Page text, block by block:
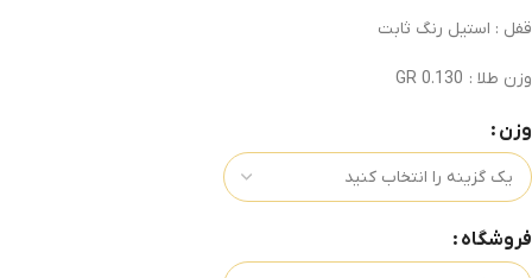
قفل : استیل رنگ ثابت
وزن طلا : 0.130 GR
وزن
فروشگاه